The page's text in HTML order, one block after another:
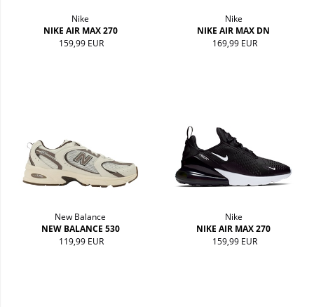
Nike
NIKE AIR MAX 270
159,99 EUR
Nike
NIKE AIR MAX DN
169,99 EUR
New Balance
NEW BALANCE 530
119,99 EUR
Nike
NIKE AIR MAX 270
159,99 EUR